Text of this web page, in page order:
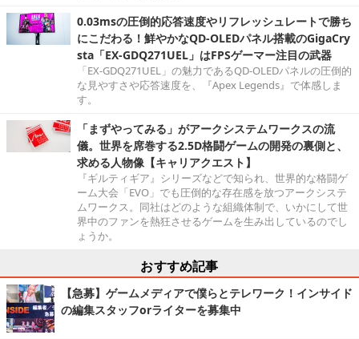
0.03msの圧倒的応答速度やリフレッシュレートで勝ち
にこだわる！鮮やかなQD-OLEDパネル搭載のGigaCry
sta「EX-GDQ271UEL」はFPSゲーマー注目の武器
「EX-GDQ271UEL」の魅力であるQD-OLEDパネルの圧倒的
な見やすさや応答速度を、『Apex Legends』で体感しま
す。
「まずやってみる」がアークシステムワークスの流
儀。世界を席巻する2.5D格闘ゲームの開発の裏側と、
求める人物像【キャリアクエスト】
『ギルティギア』シリーズなどで知られ、世界的な格闘ゲ
ーム大会「EVO」でも圧倒的な存在感を放つアークシステ
ムワークス。同社はどのような組織体制で、いかにして世
界中のファンを熱狂させるゲームを生み出しているのでし
ょうか。
おすすめ記事
【急募】ゲームメディアで僕らとテレワーク！インサイド
の編集スタッフorライターを募集中